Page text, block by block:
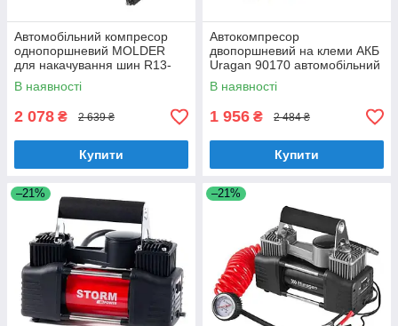
Автомобільний компресор
однопоршневий MOLDER
для накачування шин R13-
R19 10 Атм 40 л/хв 170 Вт
(MA25110)
В наявності
2 078 ₴ 2 639 ₴
Купити
Автокомпресор
двопоршневий на клеми АКБ
Uragan 90170 автомобільний
компресор для шин R13-R19
85л/хв 10Атм
В наявності
1 956 ₴ 2 484 ₴
Купити
–21% –21%